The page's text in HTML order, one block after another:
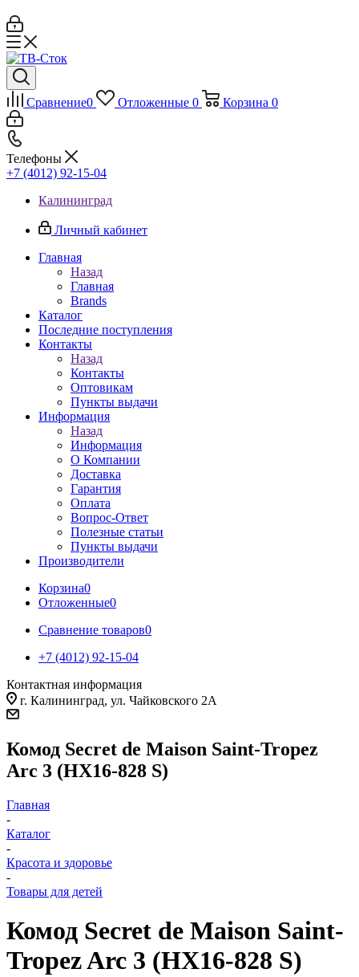
Сравнение0 Отложенные 0 Корзина 0
Телефоны
+7 (4012) 92-15-04
Калининград
Личный кабинет
Главная
Назад
Главная
Brands
Каталог
Последние поступления
Контакты
Назад
Контакты
Оптовикам
Пункты выдачи
Информация
Назад
Информация
О Компании
Доставка
Гарантия
Оплата
Вопрос-Ответ
Полезные статьи
Пункты выдачи
Производители
Корзина0
Отложенные0
Сравнение товаров0
+7 (4012) 92-15-04
Контактная информация
г. Калининград, ул. Чайковского 2А
Комод Secret de Maison Saint-Tropez
Arc 3 (HX16-828 S)
Главная
-
Каталог
-
Красота и здоровье
-
Товары для детей
Комод Secret de Maison Saint-
Tropez Arc 3 (HX16-828 S)